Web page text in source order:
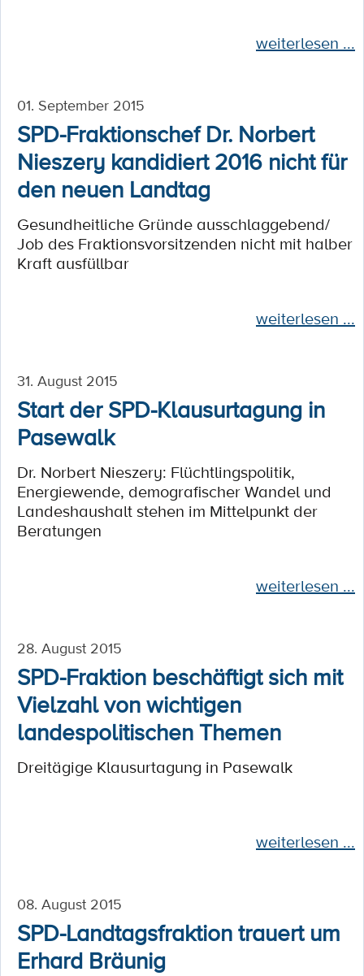
weiterlesen ...
01. September 2015
SPD-Fraktionschef Dr. Norbert
Nieszery kandidiert 2016 nicht für
den neuen Landtag
Gesundheitliche Gründe ausschlaggebend/
Job des Fraktionsvorsitzenden nicht mit halber
Kraft ausfüllbar
weiterlesen ...
31. August 2015
Start der SPD-Klausurtagung in
Pasewalk
Dr. Norbert Nieszery: Flüchtlingspolitik,
Energiewende, demografischer Wandel und
Landeshaushalt stehen im Mittelpunkt der
Beratungen
weiterlesen ...
28. August 2015
SPD-Fraktion beschäftigt sich mit
Vielzahl von wichtigen
landespolitischen Themen
Dreitägige Klausurtagung in Pasewalk
weiterlesen ...
08. August 2015
SPD-Landtagsfraktion trauert um
Erhard Bräunig